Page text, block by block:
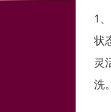
1
状
灵
洗